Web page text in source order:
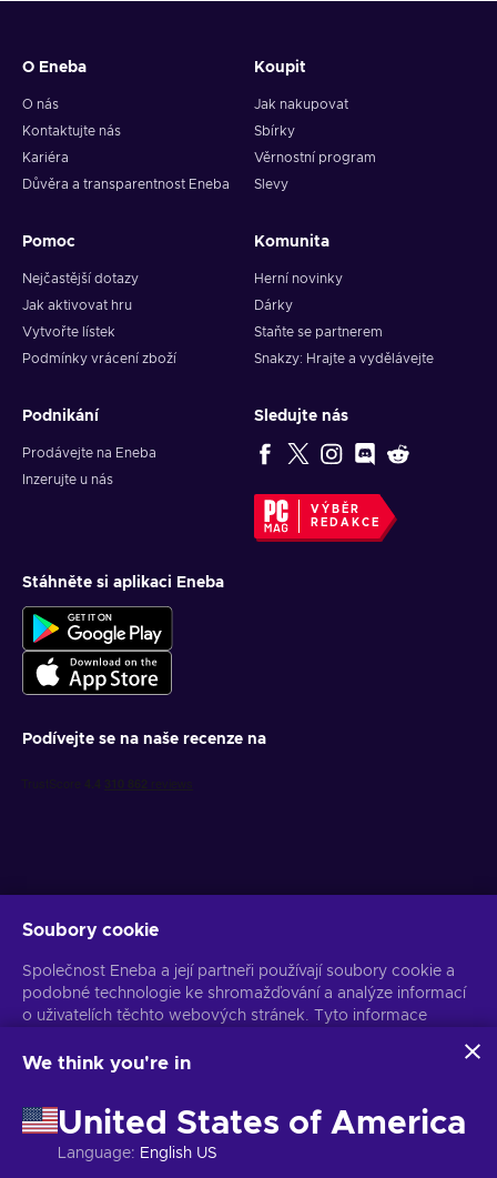
O Eneba
O nás
Kontaktujte nás
Kariéra
Důvěra a transparentnost Eneba
Koupit
Jak nakupovat
Sbírky
Věrnostní program
Slevy
Pomoc
Nejčastější dotazy
Jak aktivovat hru
Vytvořte lístek
Podmínky vrácení zboží
Komunita
Herní novinky
Dárky
Staňte se partnerem
Snakzy: Hrajte a vydělávejte
Podnikání
Prodávejte na Eneba
Inzerujte u nás
Sledujte nás
VÝBĚR
REDAKCE
Stáhněte si aplikaci Eneba
Podívejte se na naše recenze na
Získejte personalizované nabídky her
Předplatit
Z odběru se můžete kdykoli odhlásit. Více informací naleznete v
Soubory cookie
Společnost Eneba a její partneři používají soubory cookie a
podobné technologie ke shromažďování a analýze informací
o uživatelích těchto webových stránek. Tyto informace
stránkách. Vaše osobní údaje mohou být také použity k
Kliknutím na tlačítko „Přijmout vše“ souhlasíte s používáním
těchto technologií společností Eneba a jejími partnery. Svůj
souhlas můžete upravit kliknutím na tlačítko „Přizpůsobit“.
We think you're in
United States of America
Language: English US